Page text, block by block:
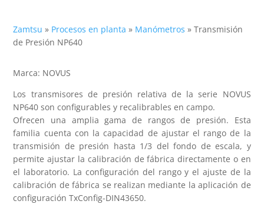
Zamtsu » Procesos en planta » Manómetros »Transmisión
de Presión NP640
Marca: NOVUS
Los transmisores de presión relativa de la serie NOVUS
NP640 son configurables y recalibrables en campo.
Ofrecen una amplia gama de rangos de presión. Esta
familia cuenta con la capacidad de ajustar el rango de la
transmisión de presión hasta 1/3 del fondo de escala, y
permite ajustar la calibración de fábrica directamente o en
el laboratorio. La configuración del rango y el ajuste de la
calibración de fábrica se realizan mediante la aplicación de
configuración TxConfig-DIN43650.